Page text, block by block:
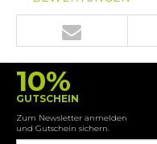
10%
GUTSCHEIN
Zum Newsletter anmelden
und Gutschein sichern.